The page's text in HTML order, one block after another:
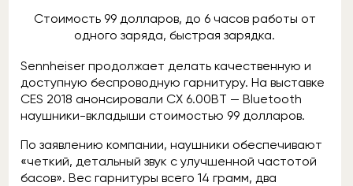
Стоимость 99 долларов, до 6 часов работы от
одного заряда, быстрая зарядка.
Sennheiser продолжает делать качественную и
доступную беспроводную гарнитуру. На выставке
CES 2018 анонсировали CX 6.00BT — Bluetooth
наушники-вкладыши стоимостью 99 долларов.
По заявлению компании, наушники обеспечивают
«четкий, детальный звук с улучшенной частотой
басов». Вес гарнитуры всего 14 грамм, два